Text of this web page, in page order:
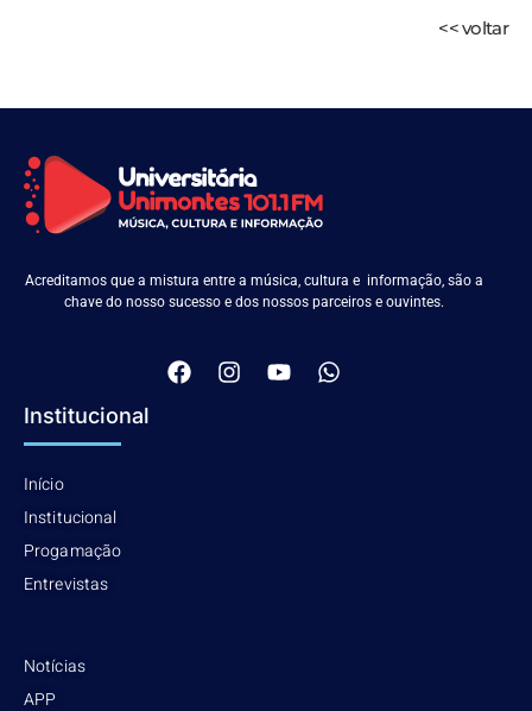
<< voltar
Acreditamos que a mistura entre a música, cultura e informação, são a
chave do nosso sucesso e dos nossos parceiros e ouvintes.
Institucional
Início
Institucional
Progamação
Entrevistas
.
Notícias
APP